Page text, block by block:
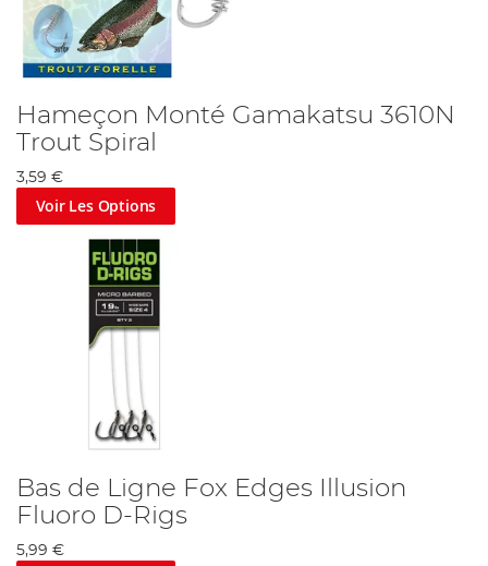
Hameçon Monté Gamakatsu 3610N
Trout Spiral
3,59 €
Voir Les Options
Bas de Ligne Fox Edges Illusion
Fluoro D-Rigs
5,99 €